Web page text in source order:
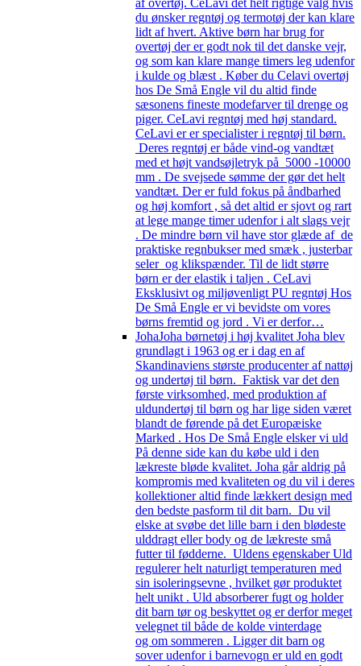
du ønsker regntøj og termotøj der kan klare
lidt af hvert. Aktive børn har brug for
overtøj der er godt nok til det danske vejr,
og som kan klare mange timers leg udenfor
i kulde og blæst . Køber du Celavi overtøj
hos De Små Engle vil du altid finde
sæsonens fineste modefarver til drenge og
piger. CeLavi regntøj med høj standard.
CeLavi er er specialister i regntøj til børn.
Deres regntøj er både vind-og vandtæt
med et højt vandsøjletryk på 5000 -10000
mm . De svejsede sømme der gør det helt
vandtæt. Der er fuld fokus på åndbarhed
og høj komfort , så det altid er sjovt og rart
at lege mange timer udenfor i alt slags vejr
. De mindre børn vil have stor glæde af de
praktiske regnbukser med smæk , justerbar
seler og klikspænder. Til de lidt større
børn er der elastik i taljen . CeLavi
Eksklusivt og miljøvenligt PU regntøj Hos
De Små Engle er vi bevidste om vores
børns fremtid og jord . Vi er derfor…
JohaJoha børnetøj i høj kvalitet Joha blev
grundlagt i 1963 og er i dag en af
Skandinaviens største producenter af nattøj
og undertøj til børn. Faktisk var det den
første virksomhed, med produktion af
uldundertøj til børn og har lige siden været
blandt de førende på det Europæiske
Marked . Hos De Små Engle elsker vi uld
På denne side kan du købe uld i den
lækreste bløde kvalitet. Joha går aldrig på
kompromis med kvaliteten og du vil i deres
kollektioner altid finde lækkert design med
den bedste pasform til dit barn. Du vil
elske at svøbe det lille barn i den blødeste
ulddragt eller body og de lækreste små
futter til fødderne. Uldens egenskaber Uld
regulerer helt naturligt temperaturen med
sin isoleringsevne , hvilket gør produktet
helt unikt . Uld absorberer fugt og holder
dit barn tør og beskyttet og er derfor meget
velegnet til både de kolde vinterdage
og om sommeren . Ligger dit barn og
sover udenfor i barnevogn er uld en godt